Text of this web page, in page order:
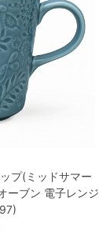
プ(ミッドサマー
ーブン 電子レンジ